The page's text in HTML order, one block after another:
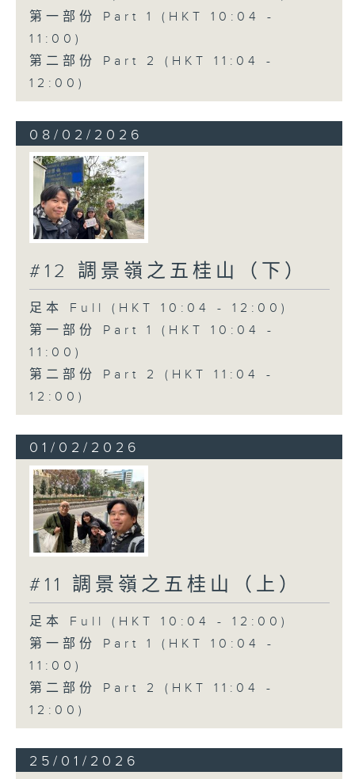
第一部份 Part 1 (HKT 10:04 -
11:00)
第二部份 Part 2 (HKT 11:04 -
12:00)
08/02/2026
#12 調景嶺之五桂山（下）
足本 Full (HKT 10:04 - 12:00)
第一部份 Part 1 (HKT 10:04 -
11:00)
第二部份 Part 2 (HKT 11:04 -
12:00)
01/02/2026
#11 調景嶺之五桂山（上）
足本 Full (HKT 10:04 - 12:00)
第一部份 Part 1 (HKT 10:04 -
11:00)
第二部份 Part 2 (HKT 11:04 -
12:00)
25/01/2026